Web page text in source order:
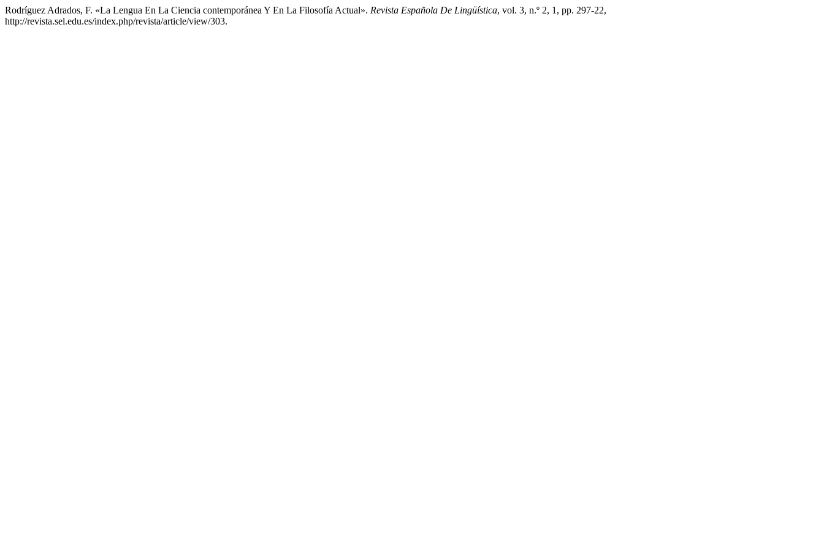
Rodríguez Adrados, F. «La Lengua En La Ciencia contemporánea Y En La Filosofía Actual». Revista Española De Lingüística, vol. 3, n.º 2, 1, pp. 297-22,
http://revista.sel.edu.es/index.php/revista/article/view/303.